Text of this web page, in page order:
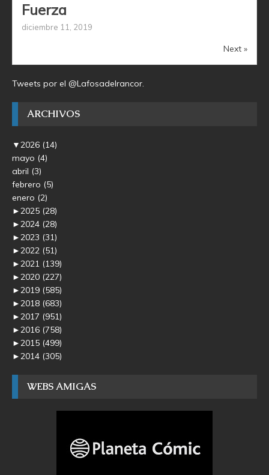
Fuerza
diciembre 11, 2019
Next »
Tweets por el @Lafosadelrancor.
ARCHIVOS
▼2026 (14)
mayo (4)
abril (3)
febrero (5)
enero (2)
►2025 (28)
►2024 (28)
►2023 (31)
►2022 (51)
►2021 (139)
►2020 (227)
►2019 (585)
►2018 (683)
►2017 (951)
►2016 (758)
►2015 (499)
►2014 (305)
WEBS AMIGAS